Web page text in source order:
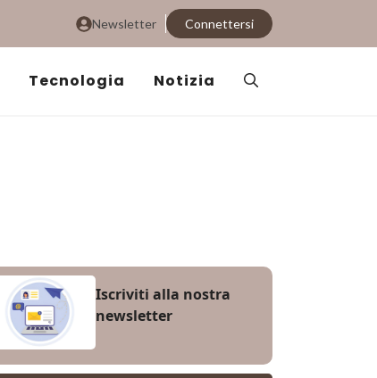
Newsletter Connettersi
Tecnologia Notizia
Iscriviti alla nostra
newsletter